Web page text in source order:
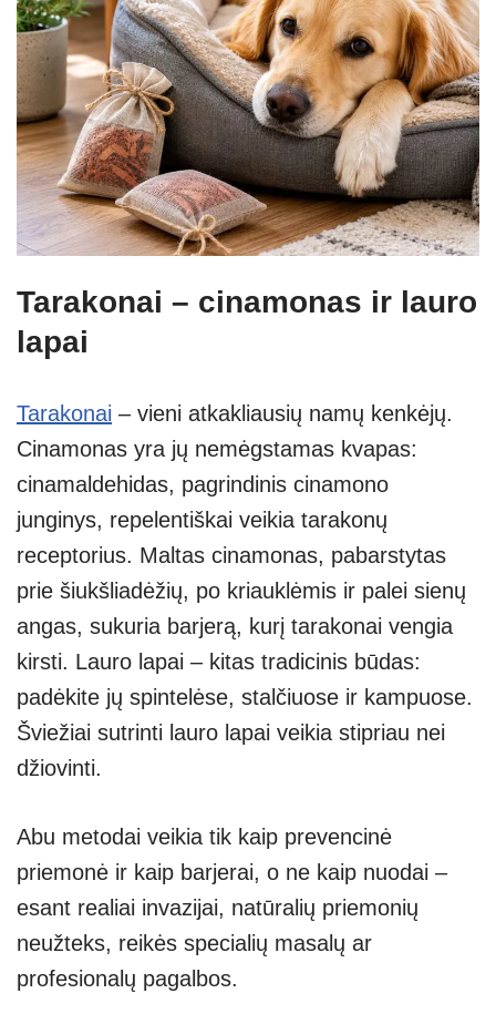
Tarakonai – cinamonas ir lauro
lapai
Tarakonai – vieni atkakliausių namų kenkėjų.
Cinamonas yra jų nemėgstamas kvapas:
cinamaldehidas, pagrindinis cinamono
junginys, repelentiškai veikia tarakonų
receptorius. Maltas cinamonas, pabarstytas
prie šiukšliadėžių, po kriauklėmis ir palei sienų
angas, sukuria barjerą, kurį tarakonai vengia
kirsti. Lauro lapai – kitas tradicinis būdas:
padėkite jų spintelėse, stalčiuose ir kampuose.
Šviežiai sutrinti lauro lapai veikia stipriau nei
džiovinti.
Abu metodai veikia tik kaip prevencinė
priemonė ir kaip barjerai, o ne kaip nuodai –
esant realiai invazijai, natūralių priemonių
neužteks, reikės specialių masalų ar
profesionalų pagalbos.